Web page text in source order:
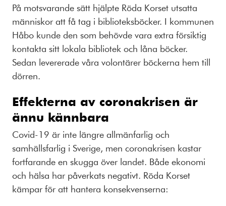
På motsvarande sätt hjälpte Röda Korset utsatta
människor att få tag i biblioteksböcker. I kommunen
Håbo kunde den som behövde vara extra försiktig
kontakta sitt lokala bibliotek och låna böcker.
Sedan levererade våra volontärer böckerna hem till
dörren.
Effekterna av coronakrisen är
ännu kännbara
Covid-19 är inte längre allmänfarlig och
samhällsfarlig i Sverige, men coronakrisen kastar
fortfarande en skugga över landet. Både ekonomi
och hälsa har påverkats negativt. Röda Korset
kämpar för att hantera konsekvenserna: